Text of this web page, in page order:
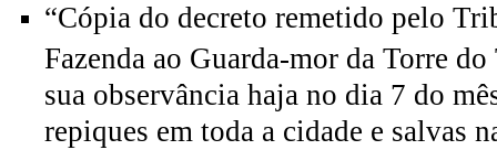
“Cópia do decreto remetido pelo
Fazenda ao Guarda-mor da Torre
sua observância haja no dia 7 do
repiques em toda a cidade e salvas